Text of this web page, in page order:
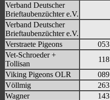
Verband Deutscher
Brieftaubenzüchter e.V.
Verband Deutscher
Brieftaubenzüchter e.V.
Verstraete Pigeons
053
Vet-Schroeder +
Tollisan
118
Viking Pigeons OLR
089
Völlmig
263
Wagner
143